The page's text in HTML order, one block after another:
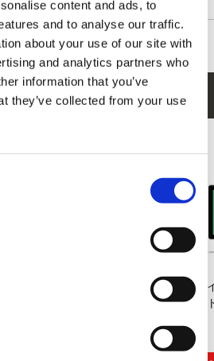
content and ads, to
and to analyse our traffic.
about your use of our site with
and analytics partners who
information that you’ve
they’ve collected from your use
めの商品
ダイカットフロアマ
ット モンスターハ...
2,750円 (税込)